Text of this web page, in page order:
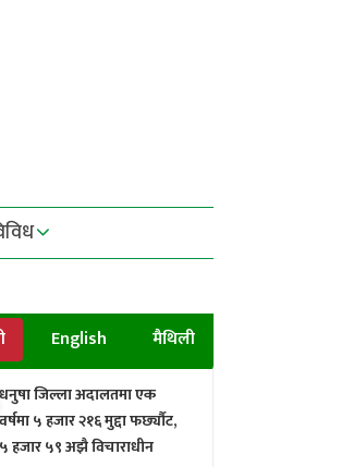
English मैथिली
जिल्ला अदालतमा एक
वर्षमा ५ हजार २१६ मुद्दा फर्छ्यौट,
५ हजार ५९ अझै विचाराधीन